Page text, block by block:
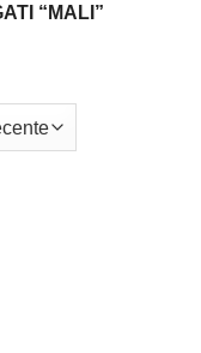
“MALI”